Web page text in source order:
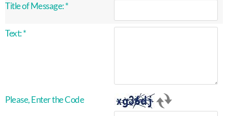
Title of Message:*
Text:*
Please, Enter the Code